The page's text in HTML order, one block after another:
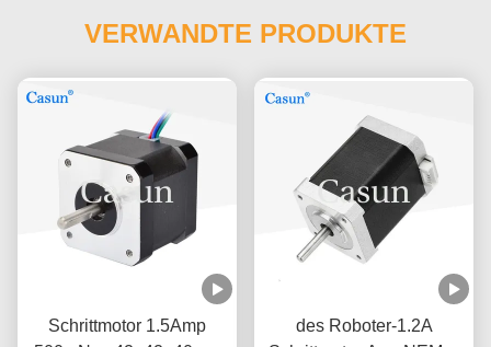
VERWANDTE PRODUKTE
Schrittmotor 1.5Amp
des Roboter-1.2A